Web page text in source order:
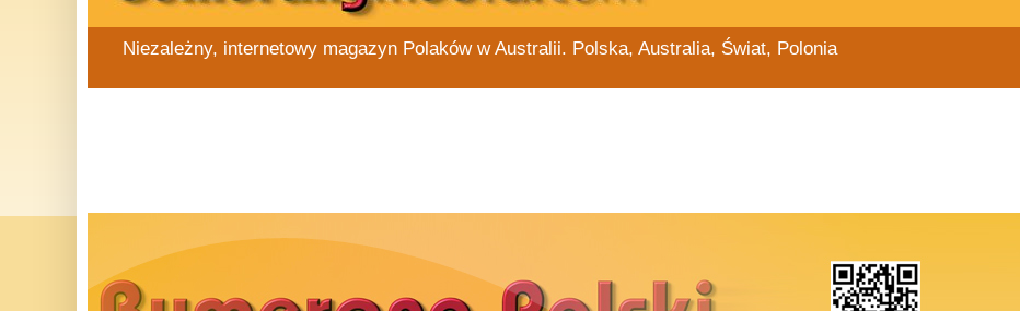
Niezależny, internetowy magazyn Polaków w Australii. Polska, Australia, Świat, Polonia